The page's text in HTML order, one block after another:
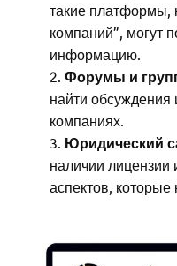
такие платформы,
компаний”, могут
информацию.
Форумы и
найти
компаниях.
Юридический
наличии лицензии
аспектов, которые